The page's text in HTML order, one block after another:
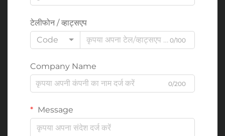
टेलीफोन / व्हाट्सएप
Code
0/100
Company Name
0/200
Message